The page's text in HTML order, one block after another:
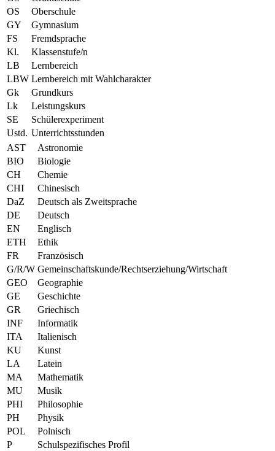
OS
Oberschule
GY
Gymnasium
FS
Fremdsprache
Kl.
Klassenstufe/n
LB
Lernbereich
LBW Lernbereich mit Wahlcharakter
Gk
Grundkurs
Lk
Leistungskurs
SE
Schülerexperiment
Ustd. Unterrichtsstunden
AST
Astronomie
BIO
Biologie
CH
Chemie
CHI
Chinesisch
DaZ
Deutsch als Zweitsprache
DE
Deutsch
EN
Englisch
ETH
Ethik
FR
Französisch
G/R/W Gemeinschaftskunde/Rechtserziehung/Wirtschaft
GEO
Geographie
GE
Geschichte
GR
Griechisch
INF
Informatik
ITA
Italienisch
KU
Kunst
LA
Latein
MA
Mathematik
MU
Musik
PHI
Philosophie
PH
Physik
POL
Polnisch
P
Schulspezifisches Profil